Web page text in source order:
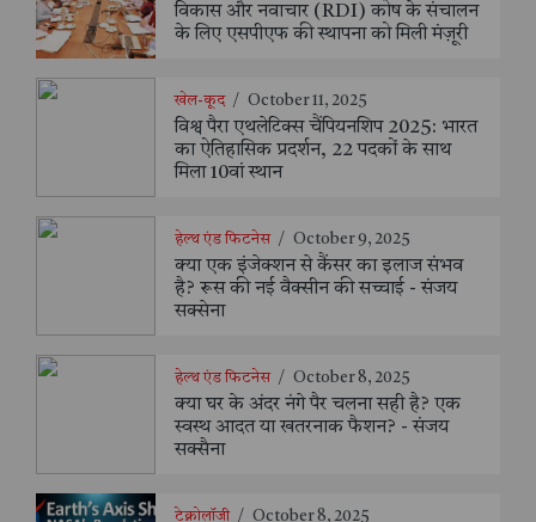
विकास और नवाचार (RDI) कोष के संचालन
के लिए एसपीएफ की स्थापना को मिली मंज़ूरी
खेल-कूद / October 11, 2025
विश्व पैरा एथलेटिक्स चैंपियनशिप 2025: भारत
का ऐतिहासिक प्रदर्शन, 22 पदकों के साथ
मिला 10वां स्थान
हेल्थ एंड फिटनेस / October 9, 2025
क्या एक इंजेक्शन से कैंसर का इलाज संभव
है? रूस की नई वैक्सीन की सच्चाई - संजय
सक्सेना
हेल्थ एंड फिटनेस / October 8, 2025
क्या घर के अंदर नंगे पैर चलना सही है? एक
स्वस्थ आदत या खतरनाक फैशन? - संजय
सक्सैना
टेक्नोलॉजी / October 8, 2025